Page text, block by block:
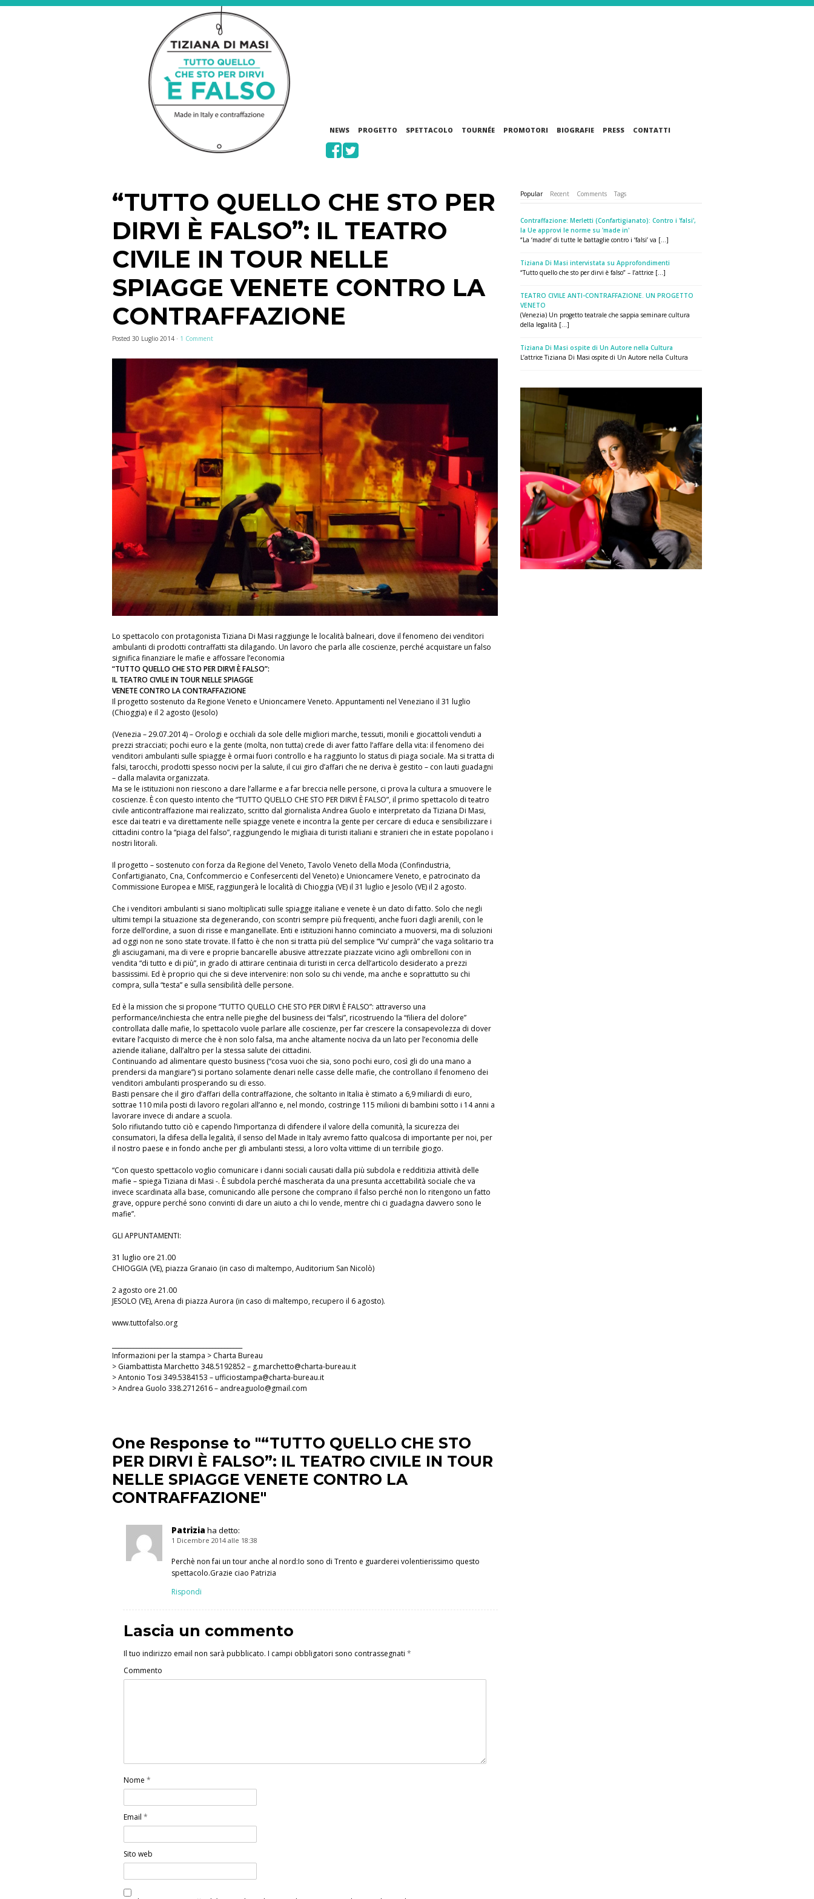
NEWS PROGETTO SPETTACOLO TOURNÉE PROMOTORI BIOGRAFIE PRESS CONTATTI
“TUTTO QUELLO CHE STO PER
DIRVI È FALSO”: IL TEATRO
CIVILE IN TOUR NELLE
SPIAGGE VENETE CONTRO LA
CONTRAFFAZIONE
Posted 30 Luglio 2014 · 1 Comment
Lo spettacolo con protagonista Tiziana Di Masi raggiunge le località balneari, dove il fenomeno dei venditori
ambulanti di prodotti contraffatti sta dilagando. Un lavoro che parla alle coscienze, perché acquistare un falso
significa finanziare le mafie e affossare l’economia
“TUTTO QUELLO CHE STO PER DIRVI È FALSO”:
IL TEATRO CIVILE IN TOUR NELLE SPIAGGE
VENETE CONTRO LA CONTRAFFAZIONE
Il progetto sostenuto da Regione Veneto e Unioncamere Veneto. Appuntamenti nel Veneziano il 31 luglio
(Chioggia) e il 2 agosto (Jesolo)
(Venezia – 29.07.2014) – Orologi e occhiali da sole delle migliori marche, tessuti, monili e giocattoli venduti a
prezzi stracciati; pochi euro e la gente (molta, non tutta) crede di aver fatto l’affare della vita: il fenomeno dei
venditori ambulanti sulle spiagge è ormai fuori controllo e ha raggiunto lo status di piaga sociale. Ma si tratta di
falsi, tarocchi, prodotti spesso nocivi per la salute, il cui giro d’affari che ne deriva è gestito – con lauti guadagni
– dalla malavita organizzata.
Ma se le istituzioni non riescono a dare l’allarme e a far breccia nelle persone, ci prova la cultura a smuovere le
coscienze. È con questo intento che “TUTTO QUELLO CHE STO PER DIRVI È FALSO”, il primo spettacolo di teatro
civile anticontraffazione mai realizzato, scritto dal giornalista Andrea Guolo e interpretato da Tiziana Di Masi,
esce dai teatri e va direttamente nelle spiagge venete e incontra la gente per cercare di educa e sensibilizzare i
cittadini contro la “piaga del falso”, raggiungendo le migliaia di turisti italiani e stranieri che in estate popolano i
nostri litorali.
Il progetto – sostenuto con forza da Regione del Veneto, Tavolo Veneto della Moda (Confindustria,
Confartigianato, Cna, Confcommercio e Confesercenti del Veneto) e Unioncamere Veneto, e patrocinato da
Commissione Europea e MISE, raggiungerà le località di Chioggia (VE) il 31 luglio e Jesolo (VE) il 2 agosto.
Che i venditori ambulanti si siano moltiplicati sulle spiagge italiane e venete è un dato di fatto. Solo che negli
ultimi tempi la situazione sta degenerando, con scontri sempre più frequenti, anche fuori dagli arenili, con le
forze dell’ordine, a suon di risse e manganellate. Enti e istituzioni hanno cominciato a muoversi, ma di soluzioni
ad oggi non ne sono state trovate. Il fatto è che non si tratta più del semplice “Vu’ cumprà” che vaga solitario tra
gli asciugamani, ma di vere e proprie bancarelle abusive attrezzate piazzate vicino agli ombrelloni con in
vendita “di tutto e di più”, in grado di attirare centinaia di turisti in cerca dell’articolo desiderato a prezzi
bassissimi. Ed è proprio qui che si deve intervenire: non solo su chi vende, ma anche e soprattutto su chi
compra, sulla “testa” e sulla sensibilità delle persone.
Ed è la mission che si propone “TUTTO QUELLO CHE STO PER DIRVI È FALSO”: attraverso una
performance/inchiesta che entra nelle pieghe del business dei “falsi”, ricostruendo la “filiera del dolore”
controllata dalle mafie, lo spettacolo vuole parlare alle coscienze, per far crescere la consapevolezza di dover
evitare l’acquisto di merce che è non solo falsa, ma anche altamente nociva da un lato per l’economia delle
aziende italiane, dall’altro per la stessa salute dei cittadini.
Continuando ad alimentare questo business (“cosa vuoi che sia, sono pochi euro, così gli do una mano a
prendersi da mangiare”) si portano solamente denari nelle casse delle mafie, che controllano il fenomeno dei
venditori ambulanti prosperando su di esso.
Basti pensare che il giro d’affari della contraffazione, che soltanto in Italia è stimato a 6,9 miliardi di euro,
sottrae 110 mila posti di lavoro regolari all’anno e, nel mondo, costringe 115 milioni di bambini sotto i 14 anni a
lavorare invece di andare a scuola.
Solo rifiutando tutto ciò e capendo l’importanza di difendere il valore della comunità, la sicurezza dei
consumatori, la difesa della legalità, il senso del Made in Italy avremo fatto qualcosa di importante per noi, per
il nostro paese e in fondo anche per gli ambulanti stessi, a loro volta vittime di un terribile giogo.
“Con questo spettacolo voglio comunicare i danni sociali causati dalla più subdola e redditizia attività delle
mafie – spiega Tiziana di Masi -. È subdola perché mascherata da una presunta accettabilità sociale che va
invece scardinata alla base, comunicando alle persone che comprano il falso perché non lo ritengono un fatto
grave, oppure perché sono convinti di dare un aiuto a chi lo vende, mentre chi ci guadagna davvero sono le
mafie”.
GLI APPUNTAMENTI:
31 luglio ore 21.00
CHIOGGIA (VE), piazza Granaio (in caso di maltempo, Auditorium San Nicolò)
2 agosto ore 21.00
JESOLO (VE), Arena di piazza Aurora (in caso di maltempo, recupero il 6 agosto).
www.tuttofalso.org
Informazioni per la stampa > Charta Bureau
> Giambattista Marchetto 348.5192852 – g.marchetto@charta-bureau.it
> Antonio Tosi 349.5384153 – ufficiostampa@charta-bureau.it
> Andrea Guolo 338.2712616 – andreaguolo@gmail.com
One Response to "“TUTTO QUELLO CHE STO
PER DIRVI È FALSO”: IL TEATRO CIVILE IN TOUR
NELLE SPIAGGE VENETE CONTRO LA
CONTRAFFAZIONE"
Patrizia ha detto:
1 Dicembre 2014 alle 18:38
Perchè non fai un tour anche al nord:Io sono di Trento e guarderei volentierissimo questo
spettacolo.Grazie ciao Patrizia
Rispondi
Lascia un commento
Il tuo indirizzo email non sarà pubblicato. I campi obbligatori sono contrassegnati *
Commento
Nome *
Email *
Sito web
Popular Recent Comments Tags
Contraffazione: Merletti (Confartigianato): Contro i 'falsi',
la Ue approvi le norme su 'made in'
“La ‘madre’ di tutte le battaglie contro i ‘falsi’ va [...]
Tiziana Di Masi intervistata su Approfondimenti
“Tutto quello che sto per dirvi è falso” – l’attrice [...]
TEATRO CIVILE ANTI-CONTRAFFAZIONE. UN PROGETTO
VENETO
(Venezia) Un progetto teatrale che sappia seminare cultura
della legalità [...]
Tiziana Di Masi ospite di Un Autore nella Cultura
L’attrice Tiziana Di Masi ospite di Un Autore nella Cultura